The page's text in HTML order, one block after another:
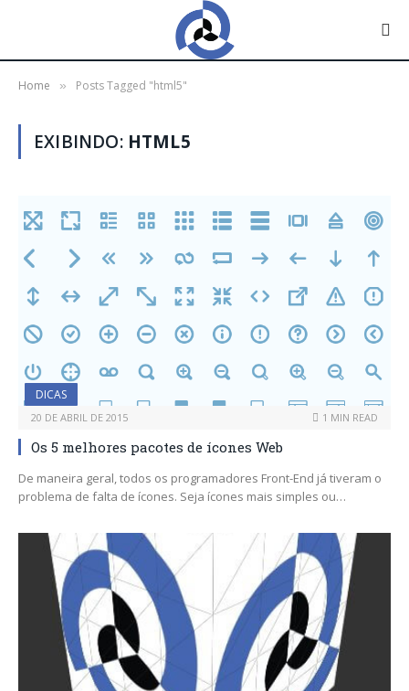
Home » Posts Tagged "html5"
EXIBINDO: HTML5
DICAS
20 DE ABRIL DE 2015 1 MIN READ
Os 5 melhores pacotes de ícones Web
De maneira geral, todos os programadores Front-End já tiveram o
problema de falta de ícones. Seja ícones mais simples ou…